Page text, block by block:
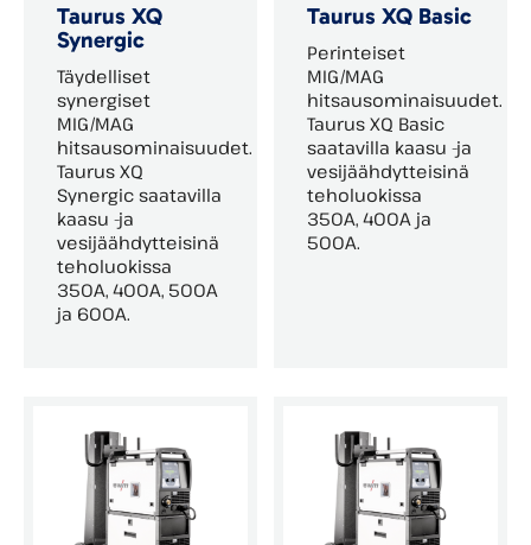
Taurus XQ
Synergic
Täydelliset
synergiset
MIG/MAG
hitsausominaisuudet.
Taurus XQ
Synergic saatavilla
kaasu -ja
vesijäähdytteisinä
teholuokissa
350A, 400A, 500A
ja 600A.
Taurus XQ Basic
Perinteiset
MIG/MAG
hitsausominaisuudet.
Taurus XQ Basic
saatavilla kaasu -ja
vesijäähdytteisinä
teholuokissa
350A, 400A ja
500A.